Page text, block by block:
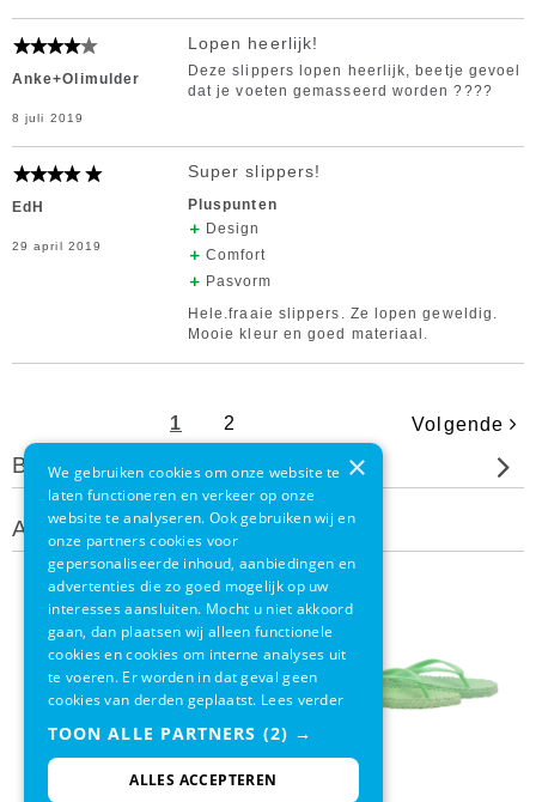
Anke+Olimulder
8 juli 2019
Lopen heerlijk!
Deze slippers lopen heerlijk, beetje gevoel
dat je voeten gemasseerd worden ????
EdH
29 april 2019
Super slippers!
Pluspunten
Design
Comfort
Pasvorm
Hele.fraaie slippers. Ze lopen geweldig.
Mooie kleur en goed materiaal.
1 2 Volgende
Beoordeel dit product
Andere klanten bekeken ook
×
We gebruiken cookies om onze website te
laten functioneren en verkeer op onze
website te analyseren. Ook gebruiken wij en
onze partners cookies voor
gepersonaliseerde inhoud, aanbiedingen en
advertenties die zo goed mogelijk op uw
interesses aansluiten. Mocht u niet akkoord
gaan, dan plaatsen wij alleen functionele
cookies en cookies om interne analyses uit
te voeren. Er worden in dat geval geen
cookies van derden geplaatst. Lees verder
TOON ALLE PARTNERS (2) →
ALLES ACCEPTEREN